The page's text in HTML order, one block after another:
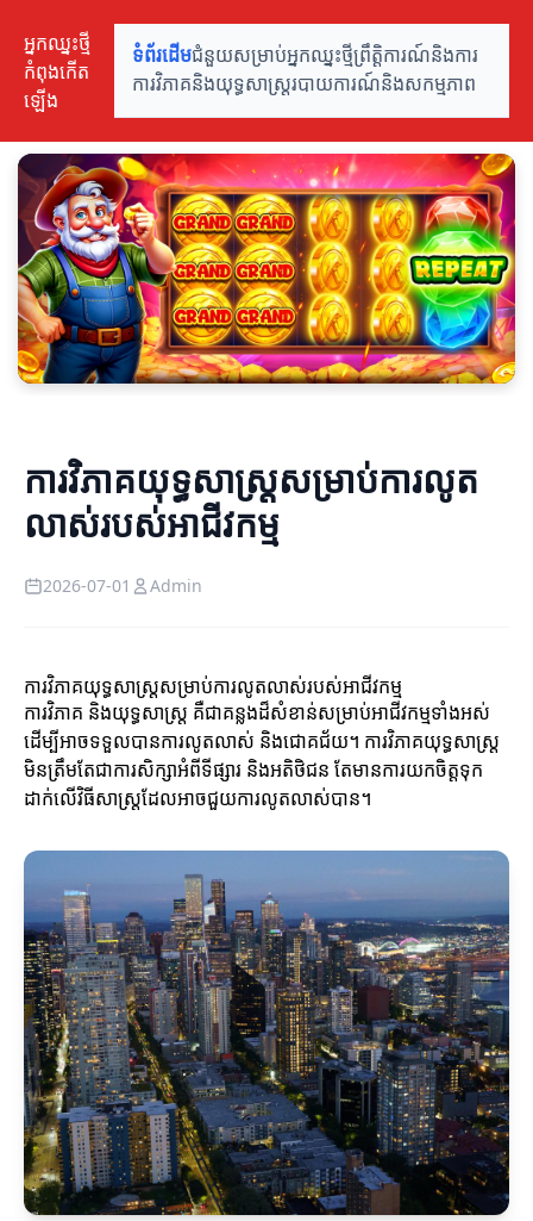
អ្នកឈ្នះថ្មី
កំពុងកើត
ឡើង
ទំព័រដើមជំនួយសម្រាប់អ្នកឈ្នះថ្មីព្រឹត្តិការណ៍និងការ
ការវិភាគនិងយុទ្ធសាស្ត្ររបាយការណ៍និងសកម្មភាព
ការវិភាគយុទ្ធសាស្ត្រសម្រាប់ការលូត
លាស់របស់អាជីវកម្ម
2026-07-01 Admin
ការវិភាគយុទ្ធសាស្ត្រសម្រាប់ការលូតលាស់របស់អាជីវកម្ម
ការវិភាគ និងយុទ្ធសាស្ត្រ គឺជាគន្លងដ៏សំខាន់សម្រាប់អាជីវកម្មទាំងអស់
ដើម្បីអាចទទួលបានការលូតលាស់ និងជោគជ័យ។ ការវិភាគយុទ្ធសាស្ត្រ
មិនត្រឹមតែជាការសិក្សាអំពីទីផ្សារ និងអតិថិជន តែមានការយកចិត្តទុក
ដាក់លើវិធីសាស្ត្រដែលអាចជួយការលូតលាស់បាន។